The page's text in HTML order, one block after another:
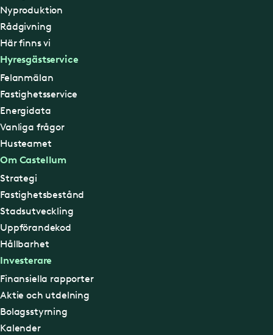
Nyproduktion
Rådgivning
Här finns vi
Hyresgästservice
Felanmälan
Fastighetsservice
Energidata
Vanliga frågor
Husteamet
Om Castellum
Strategi
Fastighetsbestånd
Stadsutveckling
Uppförandekod
Hållbarhet
Investerare
Finansiella rapporter
Aktie och utdelning
Bolagsstyrning
Kalender